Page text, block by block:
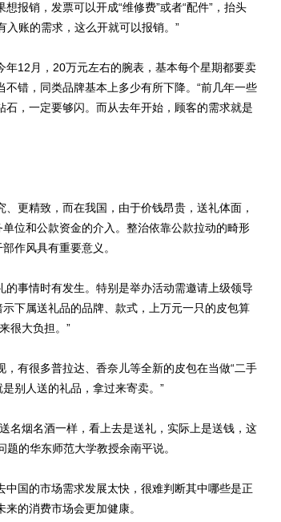
销，发票可以开成“维修费”或者“配件”，抬头
入账的需求，这么开就可以报销。”
12月，20万元左右的腕表，基本每个星期都要卖
错，同类品牌基本上多少有所下降。“前几年一些
，一定要够闪。而从去年开始，顾客的需求就是
精致，而在我国，由于价钱昂贵，送礼体面，
位和公款资金的介入。整治依靠公款拉动的畸形
作风具有重要意义。
事情时有发生。特别是举办活动需邀请上级领导
下属送礼品的品牌、款式，上万元一只的皮包算
很大负担。”
有很多普拉达、香奈儿等全新的皮包在当做“二手
别人送的礼品，拿过来寄卖。”
烟名酒一样，看上去是送礼，实际上是送钱，这
题的华东师范大学教授余南平说。
国的市场需求发展太快，很难判断其中哪些是正
的消费市场会更加健康。